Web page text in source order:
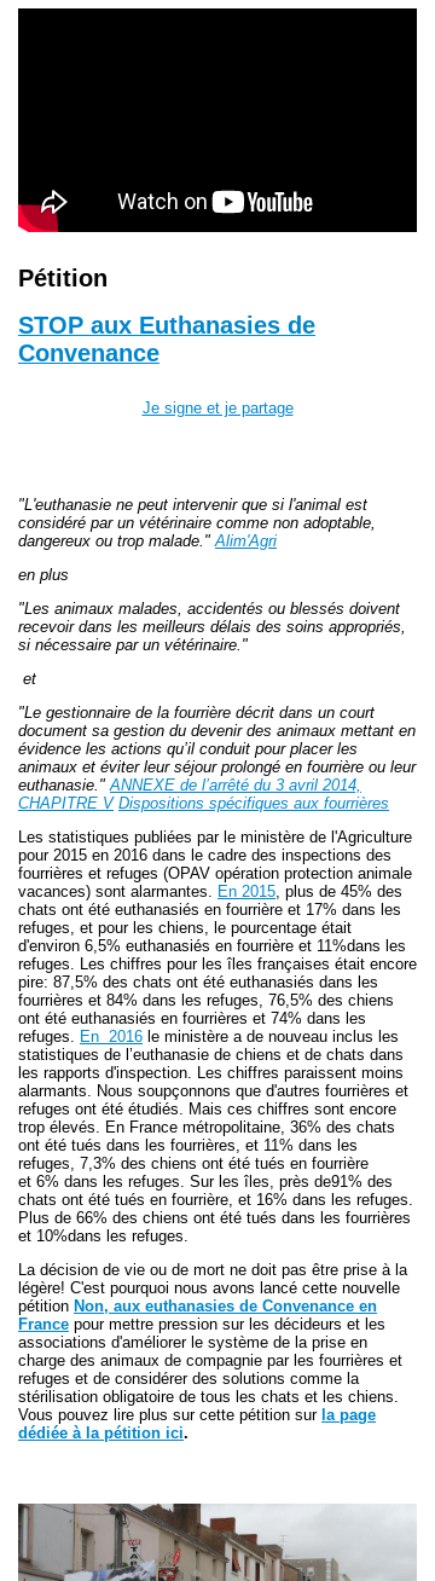
Pétition
STOP aux Euthanasies de
Convenance
Je signe et je partage
"L'euthanasie ne peut intervenir que si l'animal est
considéré par un vétérinaire comme non adoptable,
dangereux ou trop malade."Alim'Agri
en plus
"Les animaux malades, accidentés ou blessés doivent
recevoir dans les meilleurs délais des soins appropriés,
si nécessaire par un vétérinaire."
et
"Le gestionnaire de la fourrière décrit dans un court
document sa gestion du devenir des animaux mettant en
évidence les actions qu’il conduit pour placer les
animaux et éviter leur séjour prolongé en fourrière ou leur
euthanasie."ANNEXE de l’arrêté du 3 avril 2014,
CHAPITRE V Dispositions spécifiques aux fourrières
Les statistiques publiées par le ministère de l'Agriculture
pour 2015 en 2016 dans le cadre des inspections des
fourrières et refuges (OPAV opération protection animale
vacances) sont alarmantes. En 2015, plus de 45% des
chats ont été euthanasiés en fourrière et 17% dans les
refuges, et pour les chiens, le pourcentage était
d'environ 6,5% euthanasiés en fourrière et 11%dans les
refuges. Les chiffres pour les îles françaises était encore
pire: 87,5% des chats ont été euthanasiés dans les
fourrières et 84% dans les refuges, 76,5% des chiens
ont été euthanasiés en fourrières et 74% dans les
refuges. En 2016 le ministère a de nouveau inclus les
statistiques de l’euthanasie de chiens et de chats dans
les rapports d'inspection. Les chiffres paraissent moins
alarmants. Nous soupçonnons que d'autres fourrières et
refuges ont été étudiés. Mais ces chiffres sont encore
trop élevés. En France métropolitaine, 36% des chats
ont été tués dans les fourrières, et 11% dans les
refuges, 7,3% des chiens ont été tués en fourrière
et 6% dans les refuges. Sur les îles, près de91% des
chats ont été tués en fourrière, et 16% dans les refuges.
Plus de 66% des chiens ont été tués dans les fourrières
et 10%dans les refuges.
La décision de vie ou de mort ne doit pas être prise à la
légère! C'est pourquoi nous avons lancé cette nouvelle
pétition Non, aux euthanasies de Convenance en
France pour mettre pression sur les décideurs et les
associations d'améliorer le système de la prise en
charge des animaux de compagnie par les fourrières et
refuges et de considérer des solutions comme la
stérilisation obligatoire de tous les chats et les chiens.
Vous pouvez lire plus sur cette pétition sur la page
dédiée à la pétition ici.